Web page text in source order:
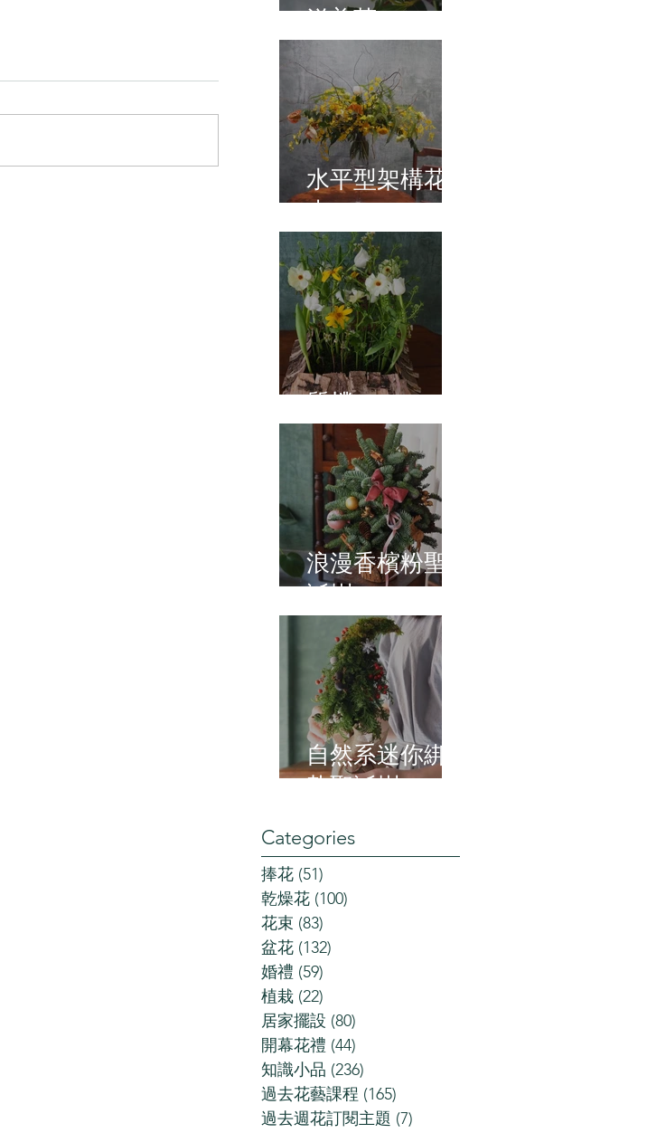
洋姜菊
水平型架構花
束
質樸
浪漫香檳粉聖
誕樹
自然系迷你綁
紮聖誕樹
Categories
捧花 (51)
乾燥花 (100)
花束 (83)
盆花 (132)
婚禮 (59)
植栽 (22)
居家擺設 (80)
開幕花禮 (44)
知識小品 (236)
過去花藝課程 (165)
過去週花訂閱主題 (7)